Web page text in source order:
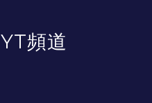
頻道